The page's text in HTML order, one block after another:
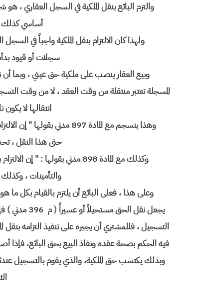
والتزم البائع بنقل الملكية في السجل العقاري ،
أساسي كذلك
ولهذا كان الالتزام بنقل الملكية واجباً في
سجلات أو قيود
وبيع العقار ينصب على ملكية حق عيني ، وبما أن
المسجلة تعتبر منتقلة من وقت العقد ، لا من وقت
انتقالها لا
وهذا ينسجم مع المادة 897
حتى هذا النقل ،
وكذلك مع المادة 898 مدني
والتأمينات ،
وعلى هذا ، فعلى البائع أن يلتزم بالقيام بكل
يجعل نقل
التسجيل ، فللمشتري أن يجبره على تنفيذ التزامه
فيه الحكم بصحة عقده ونفاذ البيع بحق البائع، فإذا
وبذلك يكتسب حق الملكية، والذي يقوم بالتسجيل